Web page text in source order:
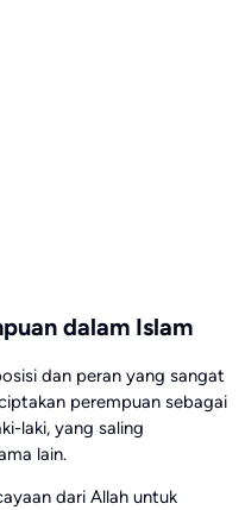
dalam Islam
dan peran yang sangat
perempuan sebagai
laki, yang saling
lain.
dari Allah untuk